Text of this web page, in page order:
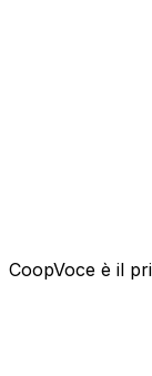
CoopVoce è il